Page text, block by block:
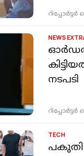
റിപ്പോർട്ടർ
NEWS
നടപടി
റിപ്പോർട്ടർ
TECH